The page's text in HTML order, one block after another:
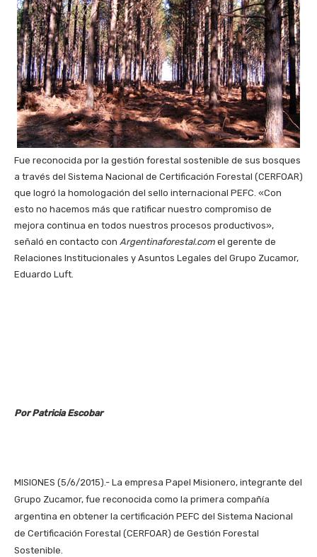
Fue reconocida por la gestión forestal sostenible de sus bosques
a través del Sistema Nacional de Certificación Forestal (CERFOAR)
que logró la homologación del sello internacional PEFC. «Con
esto no hacemos más que ratificar nuestro compromiso de
mejora continua en todos nuestros procesos productivos»,
señaló en contacto con Argentinaforestal.com el gerente de
Relaciones Institucionales y Asuntos Legales del Grupo Zucamor,
Eduardo Luft.
Por Patricia Escobar
MISIONES (5/6/2015).- La empresa Papel Misionero, integrante del
Grupo Zucamor, fue reconocida como la primera compañía
argentina en obtener la certificación PEFC del Sistema Nacional
de Certificación Forestal (CERFOAR) de Gestión Forestal
Sostenible.